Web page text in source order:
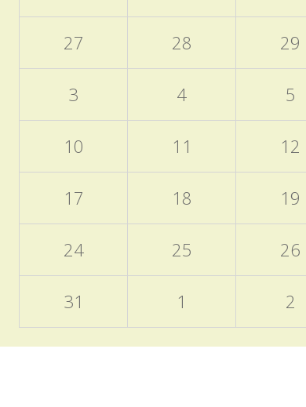
27 28 29
3 4 5
10 11 12
17 18 19
24 25 26
31 1 2